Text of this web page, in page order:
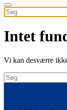
Intet
Vi kan desværre